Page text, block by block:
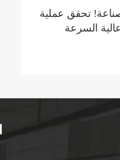
تحقق عملية
السرعة